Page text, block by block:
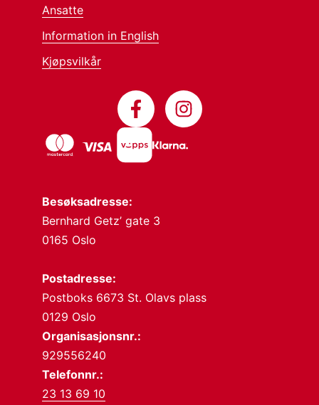
Besøksadresse:
Bernhard Getz’ gate 3
0165 Oslo
Postadresse:
Postboks 6673 St. Olavs plass
0129 Oslo
Organisasjonsnr.:
929556240
Telefonnr.:
23 13 69 10
Ansatte
Information in English
Kjøpsvilkår